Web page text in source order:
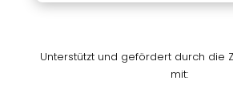
Unterstützt und gefördert durch die
mit: